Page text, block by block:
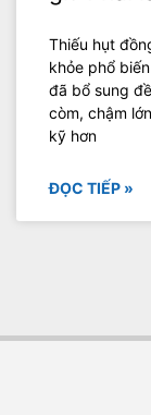
Thiếu hụt
khỏe phổ
đã bổ sung
còm, chậm
kỹ hơn
ĐỌC TIẾP »